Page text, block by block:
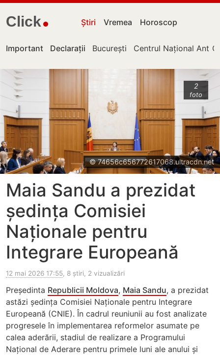
Click Știri Vremea Horoscop
Important Declarații București Centrul Național
2
foto
© 74656c656772617068.ultracdn.net
Maia Sandu a prezidat
ședința Comisiei
Naționale pentru
Integrare Europeană
12 mai 2026 17:55, 8 știri, 2 vizualizări
Președinta Republicii Moldova, Maia Sandu, a prezidat
astăzi ședința Comisiei Naționale pentru Integrare
Europeană (CNIE). În cadrul reuniunii au fost analizate
progresele în implementarea reformelor asumate pe
calea aderării, stadiul de realizare a Programului
Național de Aderare pentru primele luni ale anului și